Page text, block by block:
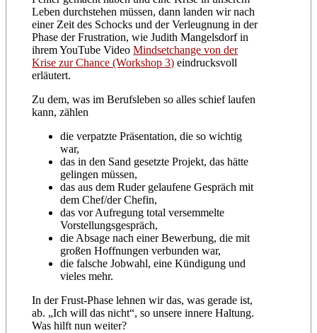
Leben durchstehen müssen, dann landen wir nach
einer Zeit des Schocks und der Verleugnung in der
Phase der Frustration, wie Judith Mangelsdorf in
ihrem YouTube VideoMindsetchange von der
Krise zur Chance (Workshop 3) eindrucksvoll
erläutert.
Zu dem, was im Berufsleben so alles schief laufen
kann, zählen
die verpatzte Präsentation, die so wichtig
war,
das in den Sand gesetzte Projekt, das hätte
gelingen müssen,
das aus dem Ruder gelaufene Gespräch mit
dem Chef/der Chefin,
das vor Aufregung total versemmelte
Vorstellungsgespräch,
die Absage nach einer Bewerbung, die mit
großen Hoffnungen verbunden war,
die falsche Jobwahl, eine Kündigung und
vieles mehr.
In der Frust-Phase lehnen wir das, was gerade ist,
ab. „Ich will das nicht“, so unsere innere Haltung.
Was hilft nun weiter?